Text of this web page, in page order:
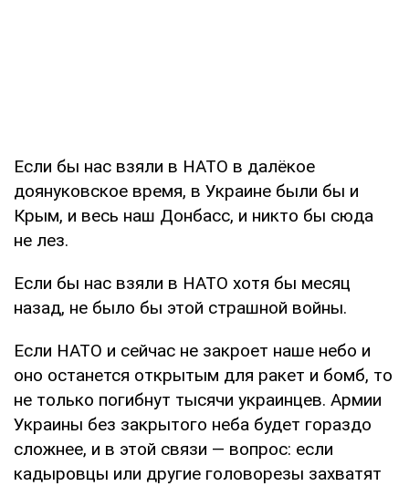
Если бы нас взяли в НАТО в далёкое
доянуковское время, в Украине были бы и
Крым, и весь наш Донбасс, и никто бы сюда
не лез.
Если бы нас взяли в НАТО хотя бы месяц
назад, не было бы этой страшной войны.
Если НАТО и сейчас не закроет наше небо и
оно останется открытым для ракет и бомб, то
не только погибнут тысячи украинцев. Армии
Украины без закрытого неба будет гораздо
сложнее, и в этой связи — вопрос: если
кадыровцы или другие головорезы захватят